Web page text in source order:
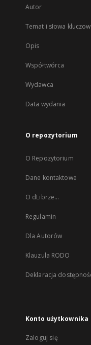
Autor
Temat i słowa
Opis
Współtwórca
Wydawca
Data wydania
O repozytorium
O Repozytorium
Dane kontaktowe
O dLibrze...
Regulamin
Dla Autorów
Klauzula RODO
Deklaracja
Konto użytkownika
Zaloguj się